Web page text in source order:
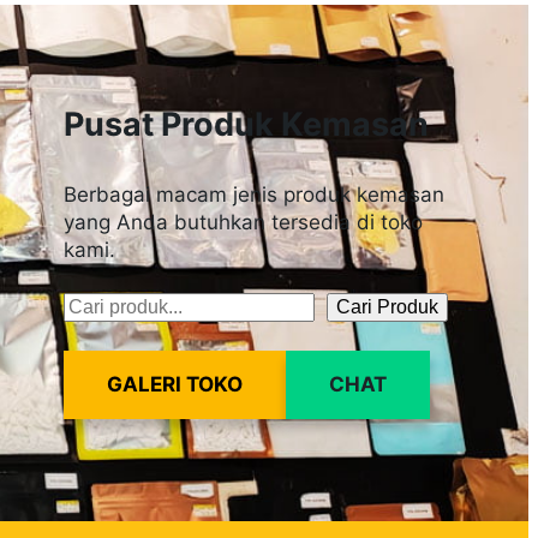
Pusat Produk Kemasan
Berbagai macam jenis produk kemasan
yang Anda butuhkan tersedia di toko
kami.
Pencarian Cari Produk
GALERI TOKO CHAT